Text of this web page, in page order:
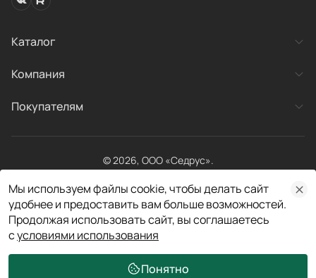
Каталог
Категории товаров
Готовые системы
Компания
О компании
Новости
Покупателям
© 2026, ООО «Седрус».
Договор публичной оферты
Политика конфиденциальности
Разработано в
Мы используем файлы cookie, чтобы делать сайт
удобнее и предоставить вам больше возможностей.
Продолжая использовать сайт, вы соглашаетесь
сусловиями использования
Понятно
Избранное